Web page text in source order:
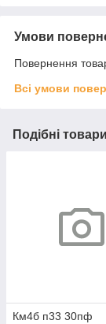
Умови
Повернення
Всі умови
Подібні
Км4б п33 30пф